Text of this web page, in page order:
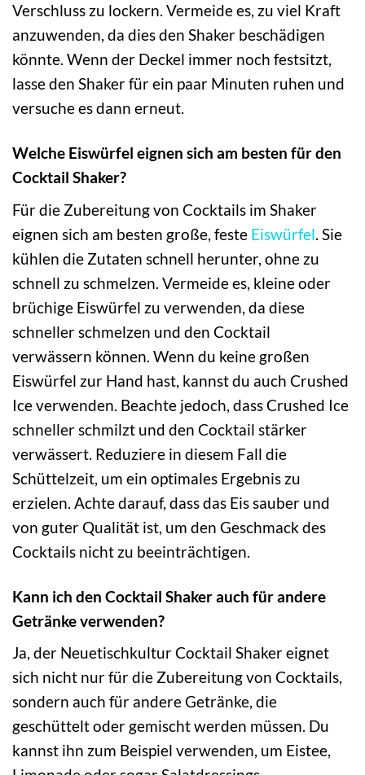
Verschluss zu lockern. Vermeide es, zu viel Kraft
anzuwenden, da dies den Shaker beschädigen
könnte. Wenn der Deckel immer noch festsitzt,
lasse den Shaker für ein paar Minuten ruhen und
versuche es dann erneut.
Welche Eiswürfel eignen sich am besten für den
Cocktail Shaker?
Für die Zubereitung von Cocktails im Shaker
eignen sich am besten große, feste Eiswürfel. Sie
kühlen die Zutaten schnell herunter, ohne zu
schnell zu schmelzen. Vermeide es, kleine oder
brüchige Eiswürfel zu verwenden, da diese
schneller schmelzen und den Cocktail
verwässern können. Wenn du keine großen
Eiswürfel zur Hand hast, kannst du auch Crushed
Ice verwenden. Beachte jedoch, dass Crushed Ice
schneller schmilzt und den Cocktail stärker
verwässert. Reduziere in diesem Fall die
Schüttelzeit, um ein optimales Ergebnis zu
erzielen. Achte darauf, dass das Eis sauber und
von guter Qualität ist, um den Geschmack des
Cocktails nicht zu beeinträchtigen.
Kann ich den Cocktail Shaker auch für andere
Getränke verwenden?
Ja, der Neuetischkultur Cocktail Shaker eignet
sich nicht nur für die Zubereitung von Cocktails,
sondern auch für andere Getränke, die
geschüttelt oder gemischt werden müssen. Du
kannst ihn zum Beispiel verwenden, um Eistee,